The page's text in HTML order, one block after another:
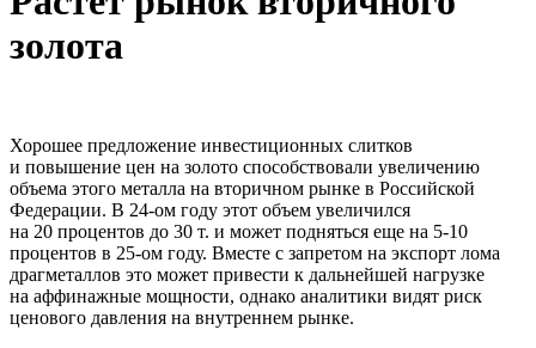
золота
Хорошее предложение инвестиционных слитков
и повышение цен на золото способствовали увеличению
объема этого металла на вторичном рынке в Российской
Федерации. В 24-ом году этот объем увеличился
на 20 процентов до 30 т. и может подняться еще на 5-10
процентов в 25-ом году. Вместе с запретом на экспорт лома
драгметаллов это может привести к дальнейшей нагрузке
на аффинажные мощности, однако аналитики видят риск
ценового давления на внутреннем рынке.